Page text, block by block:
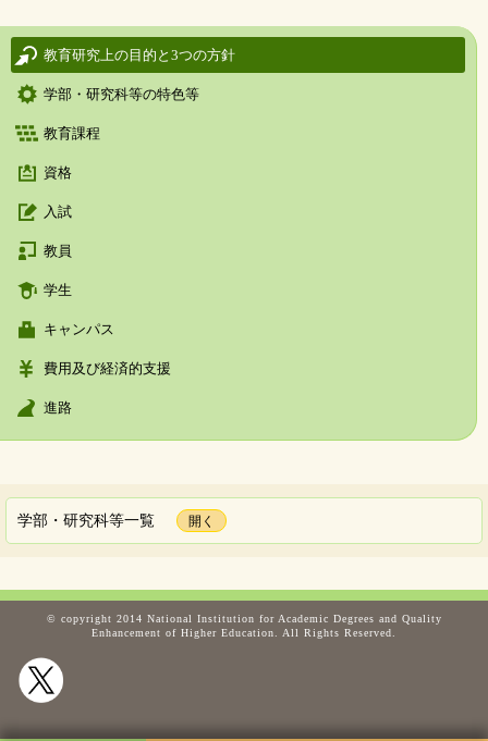
教育研究上の目的と3つの方針
学部・研究科等の特色等
教育課程
資格
入試
教員
学生
キャンパス
費用及び経済的支援
進路
学部・研究科等一覧
© copyright 2014 National Institution for Academic Degrees and Quality
Enhancement of Higher Education. All Rights Reserved.